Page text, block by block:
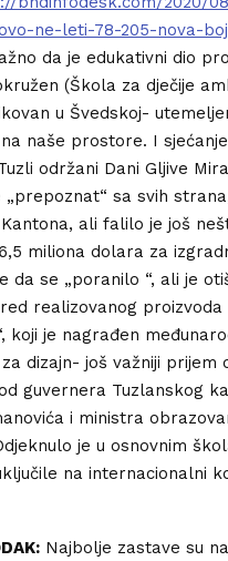
ne-leti-78-205-nova-
da je edukativni dio
(Škola za dječije
u Švedskoj-
naše prostore. I sjećanje
održani Dani Gljive
sa svih
ali falilo je još
miliona dolara za
da se „poranilo “, ali je
realizovanog proizvoda
koji je nagrađen
dizajn- još važniji prijem
guvernera Tuzlanskog
i ministra
je u osnovnim
na internacionalni
Najbolje zastave su